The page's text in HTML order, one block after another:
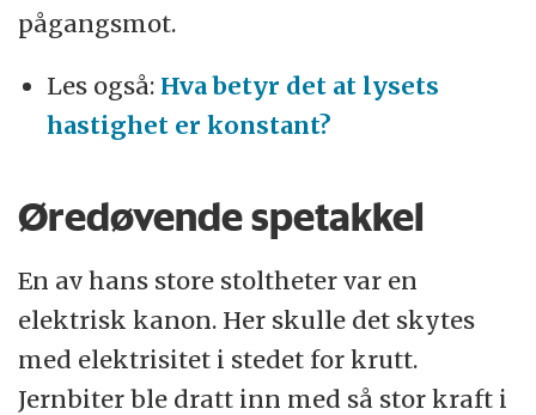
pågangsmot.
Les også: Hva betyr det at lysets
hastighet er konstant?
Øredøvende spetakkel
En av hans store stoltheter var en
elektrisk kanon. Her skulle det skytes
med elektrisitet i stedet for krutt.
Jernbiter ble dratt inn med så stor kraft i